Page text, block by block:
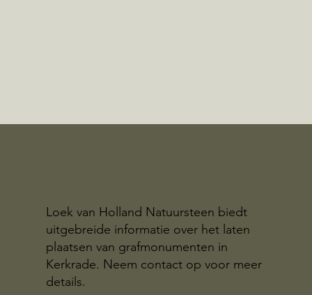
Loek van Holland Natuursteen biedt
uitgebreide informatie over het laten
plaatsen van grafmonumenten in
Kerkrade. Neem contact op voor meer
details.